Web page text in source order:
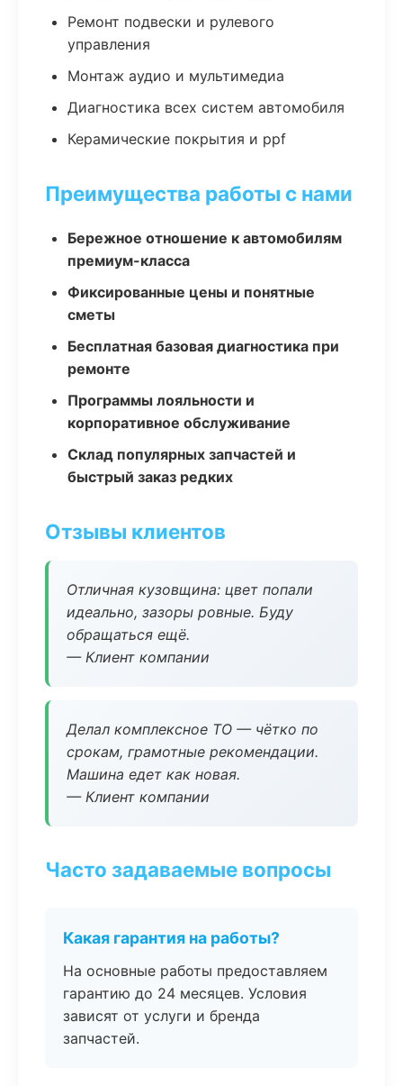
Ремонт подвески и рулевого
управления
Монтаж аудио и мультимедиа
Диагностика всех систем автомобиля
Керамические покрытия и ppf
Преимущества работы с нами
Бережное отношение к автомобилям
премиум-класса
Фиксированные цены и понятные
сметы
Бесплатная базовая диагностика при
ремонте
Программы лояльности и
корпоративное обслуживание
Склад популярных запчастей и
быстрый заказ редких
Отзывы клиентов
Отличная кузовщина: цвет попали
идеально, зазоры ровные. Буду
обращаться ещё.
— Клиент компании
Делал комплексное ТО — чётко по
срокам, грамотные рекомендации.
Машина едет как новая.
— Клиент компании
Часто задаваемые вопросы
Какая гарантия на работы?
На основные работы предоставляем
гарантию до 24 месяцев. Условия
зависят от услуги и бренда
запчастей.